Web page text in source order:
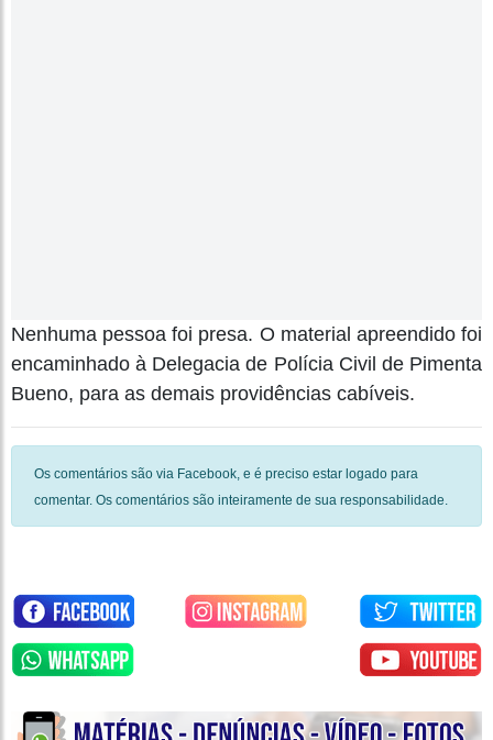
Nenhuma pessoa foi presa. O material apreendido foi
encaminhado à Delegacia de Polícia Civil de Pimenta
Bueno, para as demais providências cabíveis.
Os comentários são via Facebook, e é preciso estar logado para
comentar. Os comentários são inteiramente de sua responsabilidade.